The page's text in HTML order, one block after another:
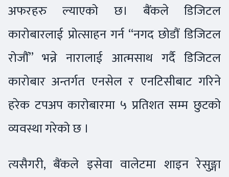
अफरहरु ल्याएको छ। बैंकले डिजिटल
कारोबारलाई प्रोत्साहन गर्न “नगद छोडौं डिजिटल
रोजौं” भन्ने नारालाई आत्मसाथ गर्दै डिजिटल
कारोबार अन्तर्गत एनसेल र एनटिसीबाट गरिने
हरेक टपअप कारोबारमा ५ प्रतिशत सम्म छुटको
व्यवस्था गरेको छ ।
त्यसैगरी, बैंकले इसेवा वालेटमा शाइन रेसुङ्गा